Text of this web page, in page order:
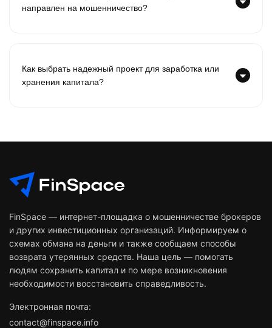
направлен на мошенничество?
Как выбрать надежный проект для заработка или
хранения капитала?
FinSpace — интернет-площадка о мошенничестве брокеров
и других инвестиционных организаций. Информируем о
схемах обмана на деньги и также сообщаем способы
возврата утерянных средств. Наша цель — помогать
людям сохранить капитал и по мере возникновения
необходимости восстановить справедливость.
Электронная почта:
contact@finspace.info